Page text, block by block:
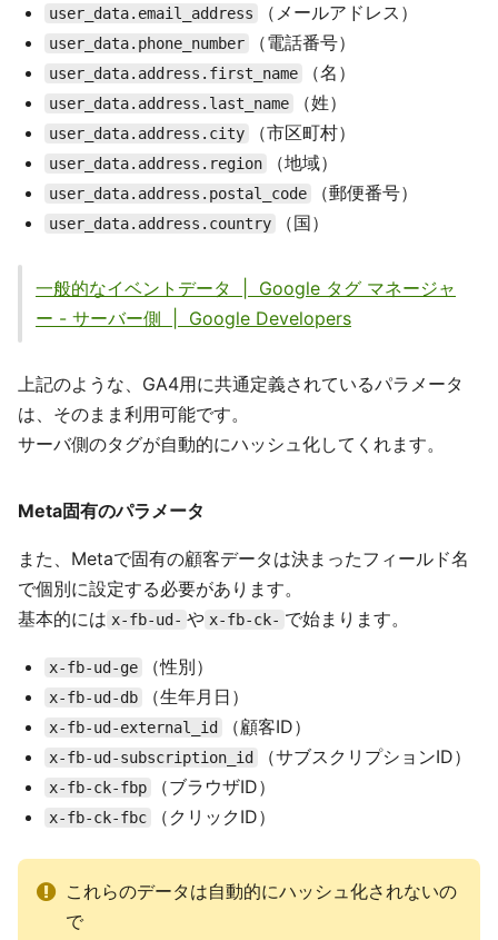
user_data.email_address （メールアドレス）
user_data.phone_number （電話番号）
user_data.address.first_name （名）
user_data.address.last_name （姓）
user_data.address.city （市区町村）
user_data.address.region （地域）
user_data.address.postal_code （郵便番号）
user_data.address.country （国）
一般的なイベントデータ | Google タグ マネージャ
ー - サーバー側 | Google Developers
上記のような、GA4用に共通定義されているパラメータ
は、そのまま利用可能です。
サーバ側のタグが自動的にハッシュ化してくれます。
Meta固有のパラメータ
また、Metaで固有の顧客データは決まったフィールド名
で個別に設定する必要があります。
基本的には x-fb-ud- や x-fb-ck- で始まります。
x-fb-ud-ge （性別）
x-fb-ud-db （生年月日）
x-fb-ud-external_id （顧客ID）
x-fb-ud-subscription_id （サブスクリプションID）
x-fb-ck-fbp （ブラウザID）
x-fb-ck-fbc （クリックID）
これらのデータは自動的にハッシュ化されないの
で